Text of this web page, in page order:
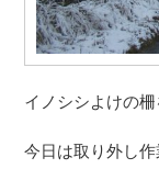
イノシシよけの
今日は取り外し作